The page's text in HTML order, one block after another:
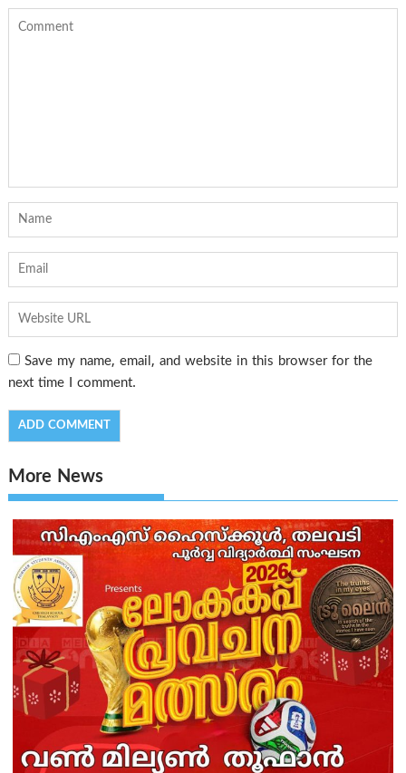
Save my name, email, and website in this browser for the
next time I comment.
More News